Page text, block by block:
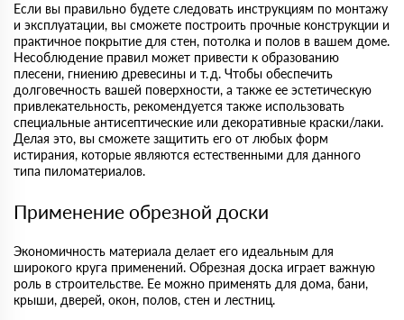
Если вы правильно будете следовать инструкциям по монтажу
и эксплуатации, вы сможете построить прочные конструкции и
практичное покрытие для стен, потолка и полов в вашем доме.
Несоблюдение правил может привести к образованию
плесени, гниению древесины и т. д. Чтобы обеспечить
долговечность вашей поверхности, а также ее эстетическую
привлекательность, рекомендуется также использовать
специальные антисептические или декоративные краски/лаки.
Делая это, вы сможете защитить его от любых форм
истирания, которые являются естественными для данного
типа пиломатериалов.
Применение обрезной доски
Экономичность материала делает его идеальным для
широкого круга применений. Обрезная доска играет важную
роль в строительстве. Ее можно применять для дома, бани,
крыши, дверей, окон, полов, стен и лестниц.